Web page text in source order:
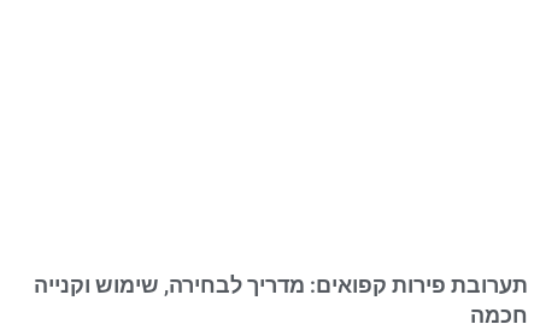
תערובת פירות קפואים: מדריך לבחירה, שימוש וקנייה
חכמה